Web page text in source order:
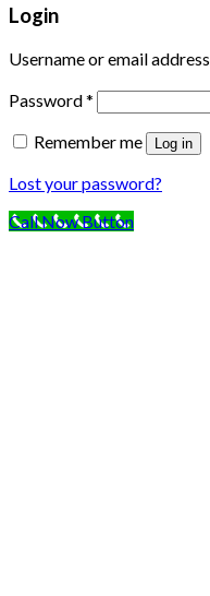
Login
Username or email address
Password*
Remember me
Log in
Lost your password?
Call Now Button